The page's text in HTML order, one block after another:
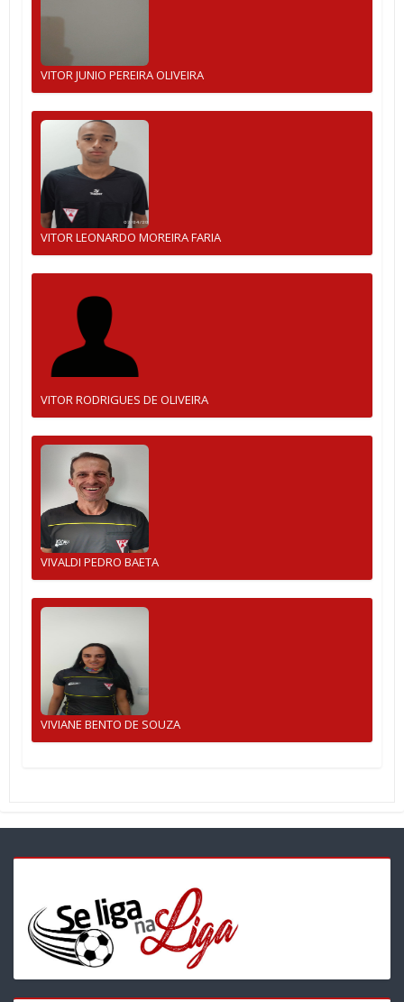
VITOR JUNIO PEREIRA OLIVEIRA
VITOR LEONARDO MOREIRA FARIA
VITOR RODRIGUES DE OLIVEIRA
VIVALDI PEDRO BAETA
VIVIANE BENTO DE SOUZA